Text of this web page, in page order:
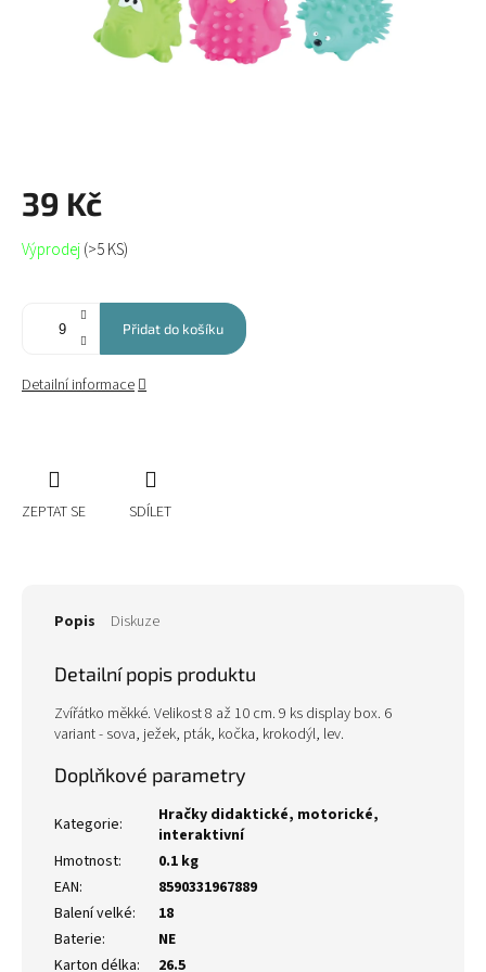
39 Kč
Měrná
cena:
Výprodej(>5 KS)
Přidat do košíku
Detailní informace
ZEPTAT SE SDÍLET
Popis Diskuze
Detailní popis produktu
Zvířátko měkké. Velikost 8 až 10 cm. 9 ks display box. 6
variant - sova, ježek, pták, kočka, krokodýl, lev.
Doplňkové parametry
Kategorie:
Hračky didaktické, motorické,
interaktivní
Hmotnost:
0.1 kg
EAN:
8590331967889
Balení velké:
18
Baterie:
NE
Karton délka:
26.5